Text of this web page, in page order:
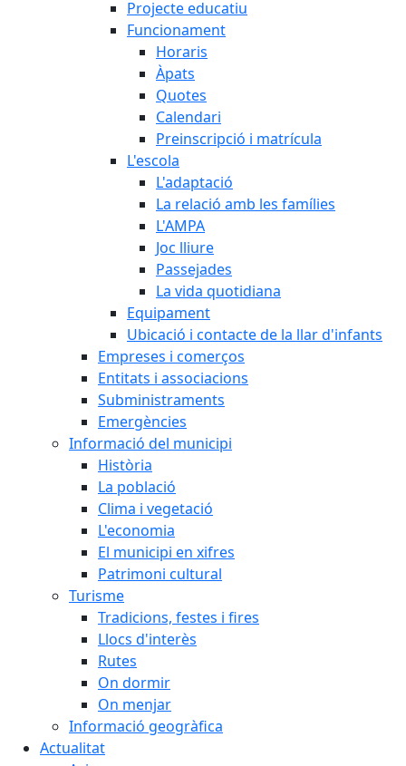
Projecte educatiu
Funcionament
Horaris
Àpats
Quotes
Calendari
Preinscripció i matrícula
L'escola
L'adaptació
La relació amb les famílies
L'AMPA
Joc lliure
Passejades
La vida quotidiana
Equipament
Ubicació i contacte de la llar d'infants
Empreses i comerços
Entitats i associacions
Subministraments
Emergències
Informació del municipi
Història
La població
Clima i vegetació
L'economia
El municipi en xifres
Patrimoni cultural
Turisme
Tradicions, festes i fires
Llocs d'interès
Rutes
On dormir
On menjar
Informació geogràfica
Actualitat